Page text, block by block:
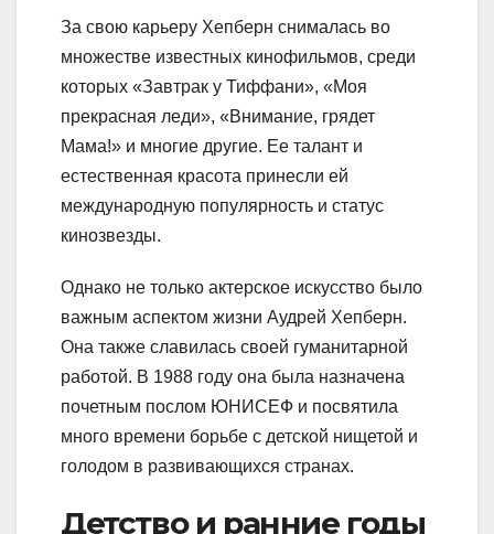
За свою карьеру Хепберн снималась во
множестве известных кинофильмов, среди
которых «Завтрак у Тиффани», «Моя
прекрасная леди», «Внимание, грядет
Мама!» и многие другие. Ее талант и
естественная красота принесли ей
международную популярность и статус
кинозвезды.
Однако не только актерское искусство было
важным аспектом жизни Аудрей Хепберн.
Она также славилась своей гуманитарной
работой. В 1988 году она была назначена
почетным послом ЮНИСЕФ и посвятила
много времени борьбе с детской нищетой и
голодом в развивающихся странах.
Детство и ранние годы